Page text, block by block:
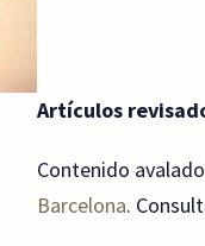
Artículos
Contenido
Barcelona.